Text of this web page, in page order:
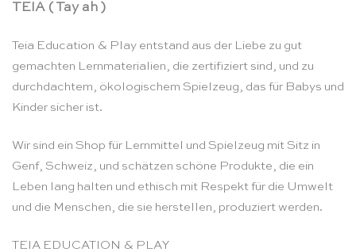
TEIA ( Tay ah )
Teia Education & Play entstand aus der Liebe zu gut
gemachten Lernmaterialien, die zertifiziert sind, und zu
durchdachtem, ökologischem Spielzeug, das für Babys und
Kinder sicher ist.
Wir sind ein Shop für Lernmittel und Spielzeug mit Sitz in
Genf, Schweiz, und schätzen schöne Produkte, die ein
Leben lang halten und ethisch mit Respekt für die Umwelt
und die Menschen, die sie herstellen, produziert werden.
TEIA EDUCATION & PLAY